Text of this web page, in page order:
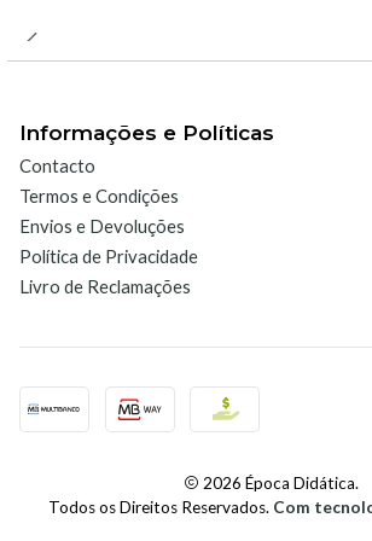
RH/°C.
Aplicações:
Estudos Meteorológicos:
otimizar o crescimento de plantas.
Prevenção de Descargas
elétricas devido à baixa humidade.
Informações e Políticas
Contacto
Termos e Condições
Envios e Devoluções
Política de Privacidade
Livro de Reclamações
2026 Época Didática.
Todos os Direitos Reservados. Com